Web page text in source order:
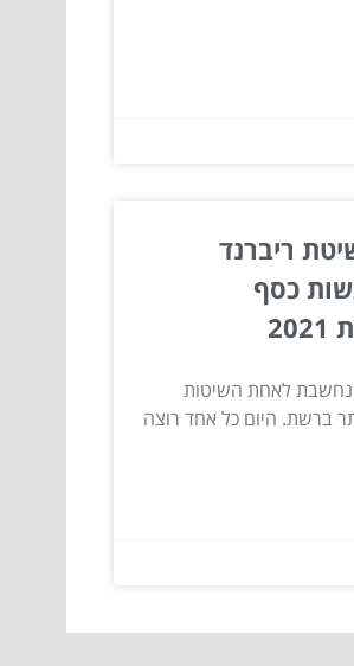
ריברנד
כסף
נחשבת לאחת השיטות
ברשת. היום כל אחד רוצה